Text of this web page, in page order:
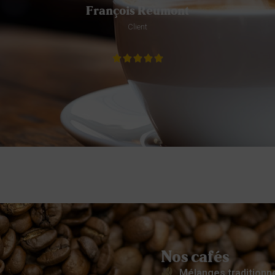
François Reumont
Client
Nos cafés